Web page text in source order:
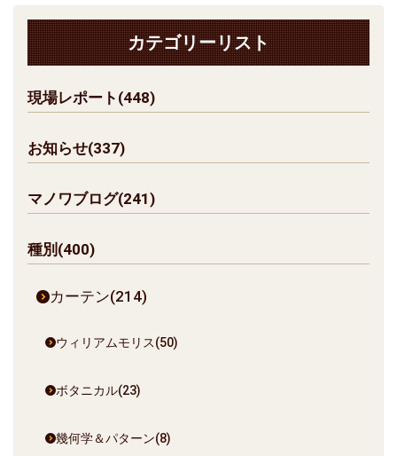
カテゴリーリスト
現場レポート(448)
お知らせ(337)
マノワブログ(241)
種別(400)
カーテン(214)
ウィリアムモリス(50)
ボタニカル(23)
幾何学＆パターン(8)